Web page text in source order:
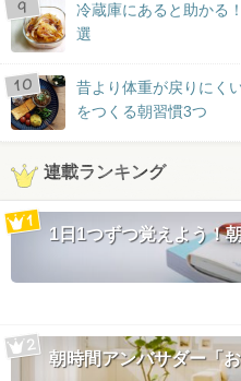
冷蔵庫にあると助かる
選
昔より体重が戻りにく
をつくる朝習慣3つ
連載ランキング
1日1つずつ覚えよう！
朝時間アンバサダー「